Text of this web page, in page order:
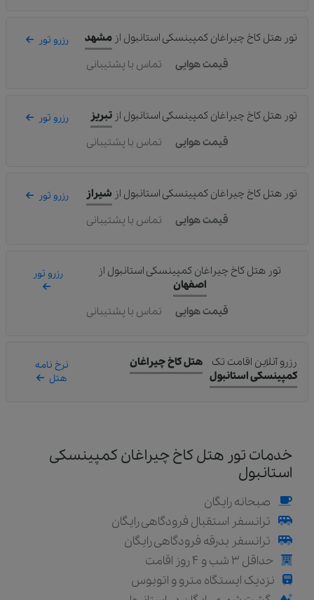
خدمات تور هتل کاخ چیراغان کمپینسکی
استانبول
صبحانه رایگان
ترانسفر استقبال فرودگاهی رایگان
ترانسفر بدرقه فرودگاهی رایگان
حداقل 3 شب و 4 روز اقامت
نزدیک ایستگاه مترو و اتوبوس
تور هتل کاخ چیراغان کمپینسکی استانبول از مشهد رزرو تور
قیمت هوایی تماس با پشتیبانی
تور هتل کاخ چیراغان کمپینسکی استانبول از تبریز رزرو تور
قیمت هوایی تماس با پشتیبانی
تور هتل کاخ چیراغان کمپینسکی استانبول از شیراز رزرو تور
قیمت هوایی تماس با پشتیبانی
تور هتل کاخ چیراغان کمپینسکی استانبول از
اصفهان
رزرو تور
قیمت هوایی تماس با پشتیبانی
رزرو آنلاین اقامت تک
هتل کاخ چیراغان
کمپینسکی استانبول
نرخ نامه
هتل